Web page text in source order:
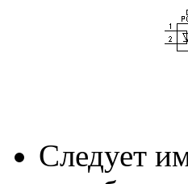
Следует